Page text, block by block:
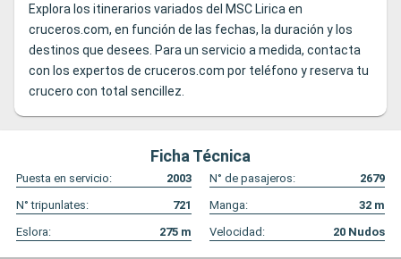
Explora los itinerarios variados del MSC Lirica en
cruceros.com, en función de las fechas, la duración y los
destinos que desees. Para un servicio a medida, contacta
con los expertos de cruceros.com por teléfono y reserva tu
crucero con total sencillez.
Ficha Técnica
Puesta en servicio: 2003 N° de pasajeros:
2679
N° tripunlates:
721 Manga: 32 m
Eslora:
275 m Velocidad: 20 Nudos